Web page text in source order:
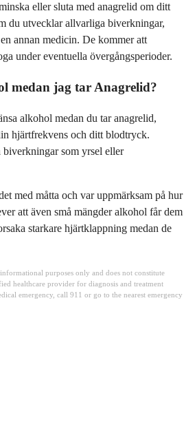
eller sluta med anagrelid om ditt
du utvecklar allvarliga biverkningar,
annan medicin. De kommer att
under eventuella övergångsperioder.
medan jag tar Anagrelid?
alkohol medan du tar anagrelid,
hjärtfrekvens och ditt blodtryck.
som yrsel eller
med måtta och var uppmärksam på hur
att även små mängder alkohol får dem
starkare hjärtklappning medan de
purposes only and does not constitute
healthcare provider for diagnosis and treatment
emergency, call 911 or go to the nearest emergency